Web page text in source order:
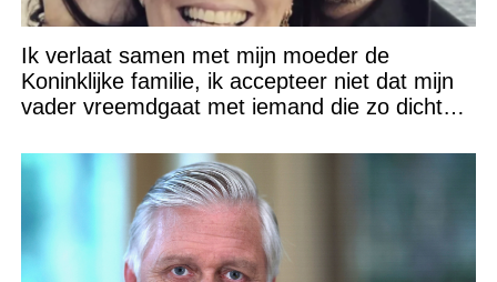
Ik verlaat samen met mijn moeder de
Koninklijke familie, ik accepteer niet dat mijn
vader vreemdgaat met iemand die zo dichtbij